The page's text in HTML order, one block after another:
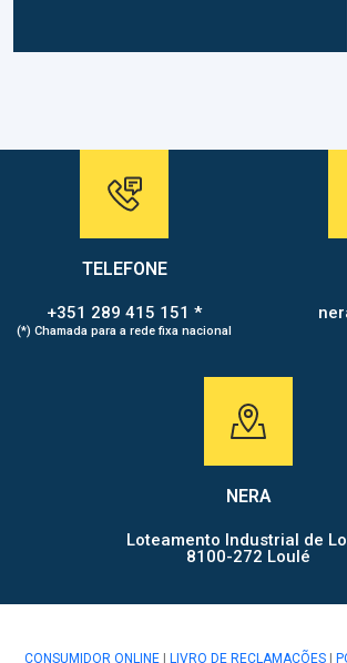
TELEFONE
+351 289 415 151 *
(*) Chamada para a rede fixa nacional
NERA
Loteamento Industrial de
8100-272 Loulé
CONSUMIDOR ONLINE | LIVRO DE RECLAMAÇÕES |